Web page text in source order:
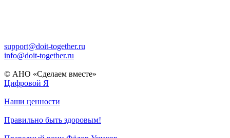
support@doit-together.ru
info@doit-together.ru
© АНО «Сделаем вместе»
Цифровой Я
Наши ценности
Правильно быть здоровым!